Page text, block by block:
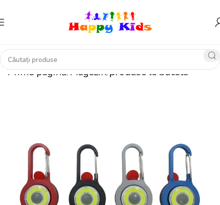
Prima pagină Magazin produse la bucata